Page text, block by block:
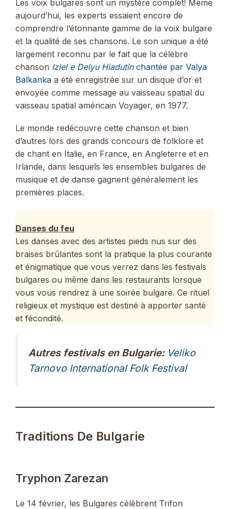
Les voix bulgares sont un mystère complet! Même
aujourd’hui, les experts essaient encore de
comprendre l’étonnante gamme de la voix bulgare
et la qualité de ses chansons. Le son unique a été
largement reconnu par le fait que la célèbre
chanson Izlel e Delyu Hiadutinchantée par Valya
Balkanka a été enregistrée sur un disque d’or et
envoyée comme message au vaisseau spatial du
vaisseau spatial américain Voyager, en 1977.
Le monde redécouvre cette chanson et bien
d’autres lors des grands concours de folklore et
de chant en Italie, en France, en Angleterre et en
Irlande, dans lesquels les ensembles bulgares de
musique et de danse gagnent généralement les
premières places.
Danses du feu
Les danses avec des artistes pieds nus sur des
braises brûlantes sont la pratique la plus courante
et énigmatique que vous verrez dans les festivals
bulgares ou même dans les restaurants lorsque
vous vous rendrez à une soirée bulgare. Ce rituel
religieux et mystique est destiné à apporter santé
et fécondité.
Autres festivals en Bulgarie: Veliko
Tarnovo International Folk Festival
Traditions De Bulgarie
Tryphon Zarezan
Le 14 février, les Bulgares célèbrent Trifon